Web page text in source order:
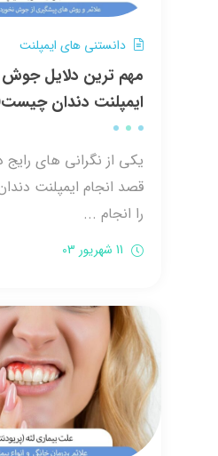
دانستنی های ایمپلنت
مهم ترین دلایل
ایمپلنت دندان
یکی از نگرانی های رایج
قصد انجام ایمپلنت دندان
را انجام ...